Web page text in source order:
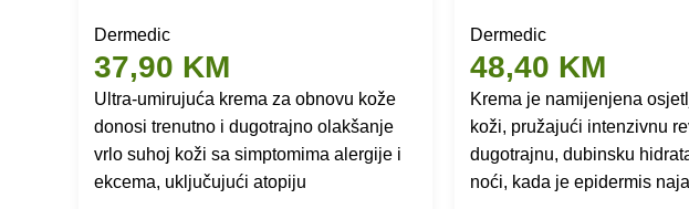
Dermedic
37,90 KM
Ultra-umirujuća krema za obnovu kože
donosi trenutno i dugotrajno olakšanje
vrlo suhoj koži sa simptomima alergije i
ekcema, uključujući atopiju
Dermedic
48,40 KM
Krema je namijenjena
koži, pružajući intenzivnu
dugotrajnu, dubinsku
noći, kada je epidermis